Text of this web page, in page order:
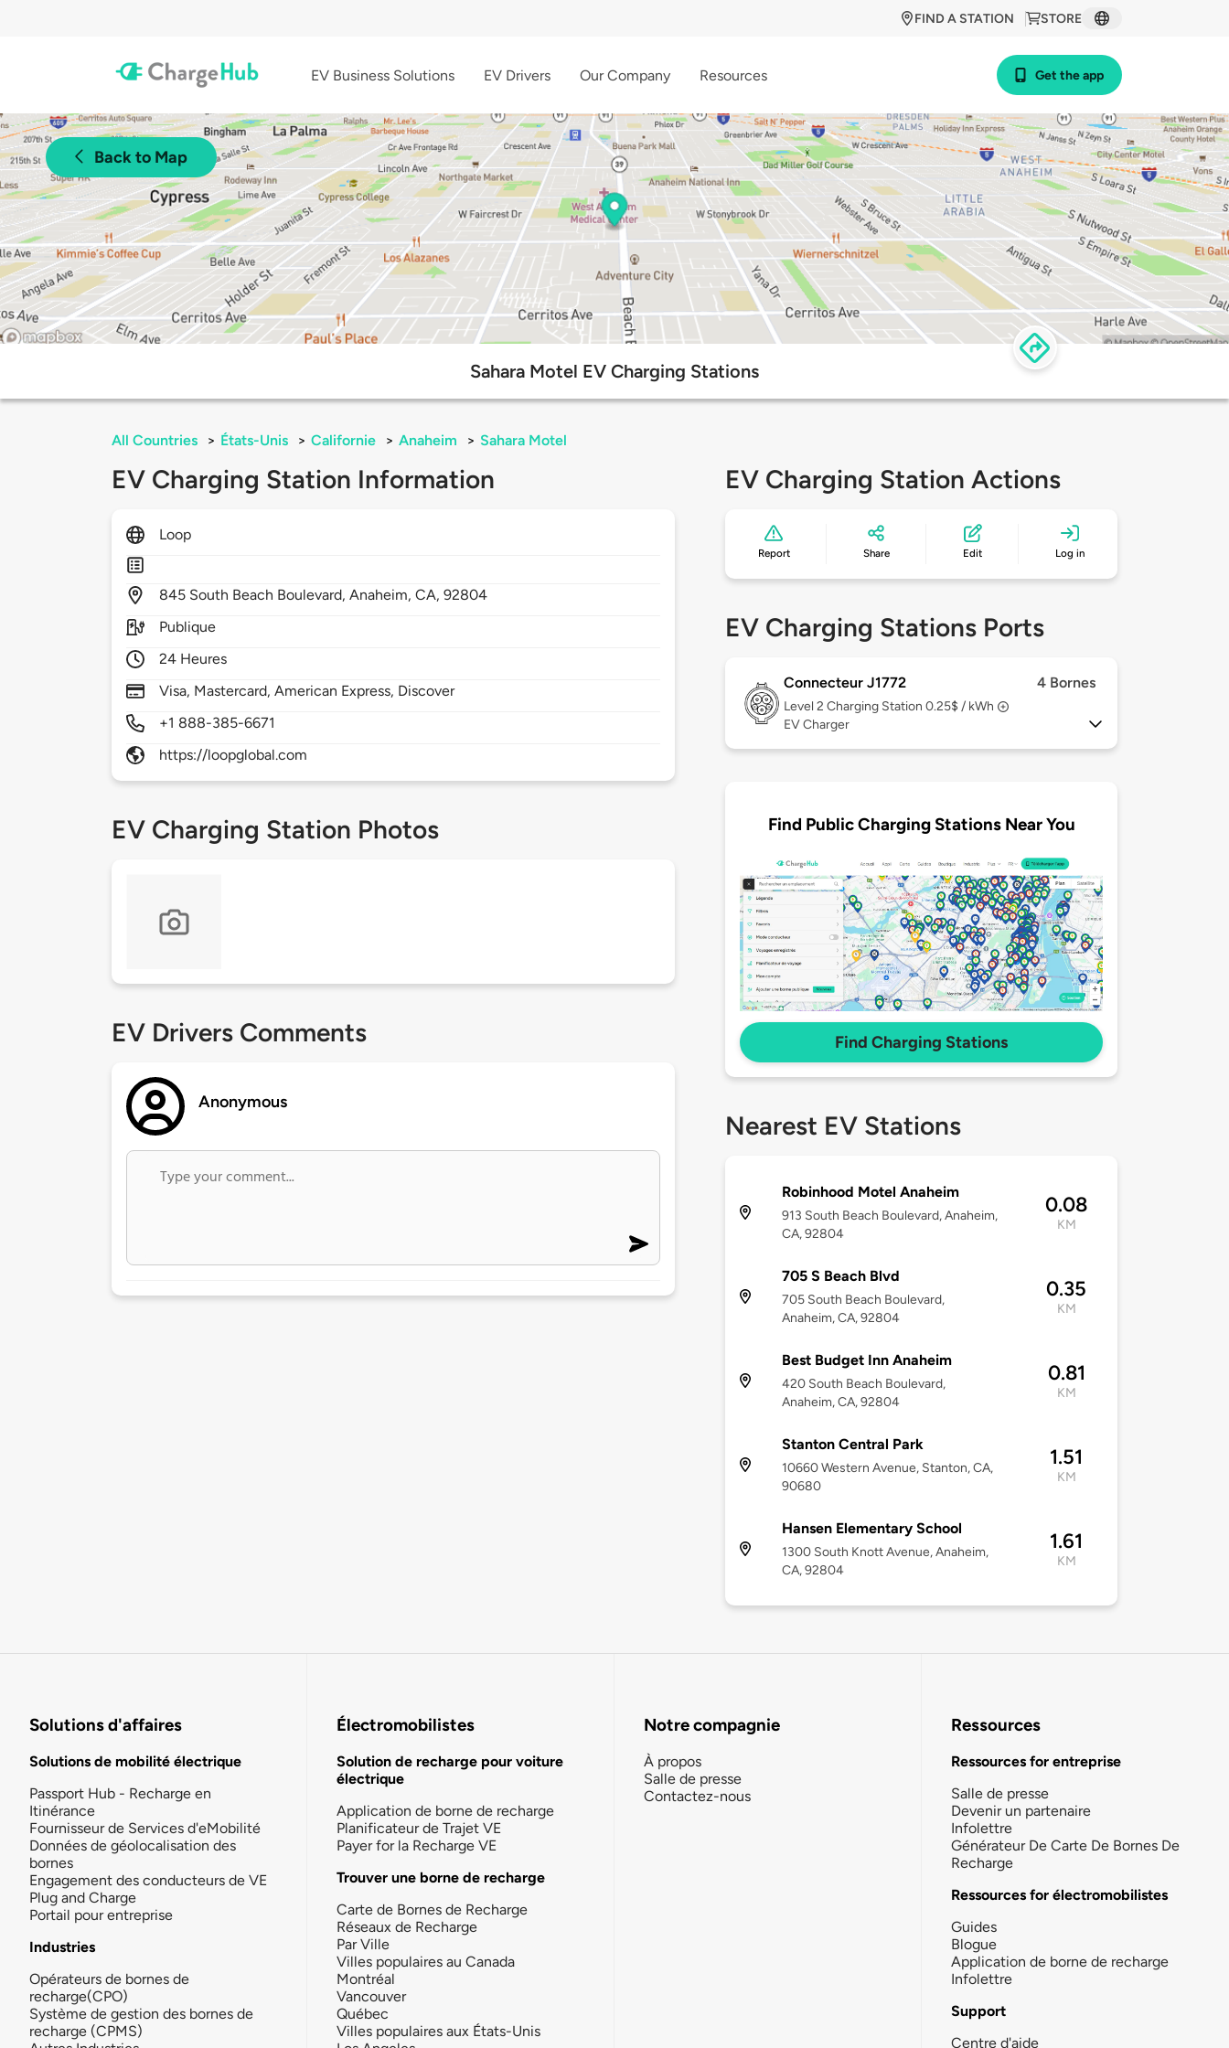
STORE
FIND A STATION
EV Business Solutions EV Drivers Our Company Resources Get the app
Back to Map
Sahara Motel EV Charging Stations
All Countries > États-Unis > Californie > Anaheim > Sahara Motel
EV Charging Station Information
Loop
845 South Beach Boulevard,Anaheim,CA,92804
Publique
24 Heures
Visa, Mastercard, American Express, Discover
+1 888-385-6671
https://loopglobal.com
EV Charging Station Photos
EV Drivers Comments
Anonymous
EV Charging Station Actions
Report Share Edit Log in
EV Charging Stations Ports
Connecteur J1772 4 Bornes
Level 2 Charging Station 0.25$ / kWh
EV Charger
Find Public Charging Stations Near You
Find Charging Stations
Nearest EV Stations
Robinhood Motel Anaheim
913 South Beach Boulevard, Anaheim,
CA, 92804
0.08
KM
705 S Beach Blvd
705 South Beach Boulevard,
Anaheim, CA, 92804
0.35
KM
Best Budget Inn Anaheim
420 South Beach Boulevard,
Anaheim, CA, 92804
0.81
KM
Stanton Central Park
10660 Western Avenue, Stanton, CA,
90680
1.51
KM
Hansen Elementary School
1300 South Knott Avenue, Anaheim,
CA, 92804
1.61
KM
Solutions d'affaires
Solutions de mobilité électrique
Passport Hub - Recharge en
Itinérance
Fournisseur de Services d'eMobilité
Données de géolocalisation des
bornes
Engagement des conducteurs de VE
Plug and Charge
Portail pour entreprise
Industries
Opérateurs de bornes de
recharge(CPO)
Système de gestion des bornes de
recharge (CPMS)
Électromobilistes
Solution de recharge pour voiture
électrique
Application de borne de recharge
Planificateur de Trajet VE
Payer for la Recharge VE
Trouver une borne de recharge
Carte de Bornes de Recharge
Réseaux de Recharge
Par Ville
Villes populaires au Canada
Montréal
Vancouver
Québec
Villes populaires aux États-Unis
Notre compagnie
À propos
Salle de presse
Contactez-nous
Ressources
Ressources for entreprise
Salle de presse
Devenir un partenaire
Infolettre
Générateur De Carte De Bornes De
Recharge
Ressources for électromobilistes
Guides
Blogue
Application de borne de recharge
Infolettre
Support
Centre d'aide